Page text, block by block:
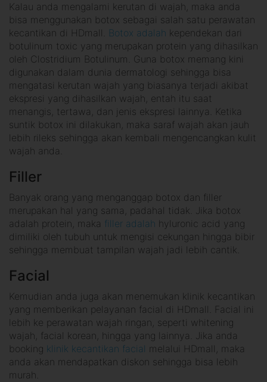
Kalau anda mengalami kerutan di wajah, maka anda
bisa menggunakan botox sebagai salah satu perawatan
kecantikan di HDmall. Botox adalah kependekan dari
botulinum toxic yang merupakan protein yang dihasilkan
oleh Clostridium Botulinum. Guna botox memang kini
digunakan dalam dunia dermatologi sehingga bisa
mengatasi kerutan wajah yang biasanya terjadi akibat
ekspresi yang dihasilkan wajah, entah itu saat
menangis, tertawa, dan jenis ekspresi lainnya. Ketika
suntik botox ini dilakukan, maka saraf wajah akan jauh
lebih rileks sehingga akan kembali mengencangkan kulit
wajah anda.
Filler
Banyak orang yang menganggap botox dan filler
merupakan hal yang sama, padahal tidak. Jika botox
adalah protein, maka filler adalah hyluronic acid yang
dimiliki oleh tubuh untuk mengisi cekungan hingga bibir
sehingga membuat tampilan wajah jadi lebih cantik.
Facial
Kemudian anda juga akan menemukan klinik kecantikan
yang memberikan pelayanan facial di HDmall. Facial ini
lebih ke perawatan wajah ringan, seperti whitening
wajah, facial korean, hingga yang lainnya. Jika anda
booking klinik kecantikan facial melalui HDmall, maka
anda akan mendapatkan diskon sehingga bisa lebih
murah.